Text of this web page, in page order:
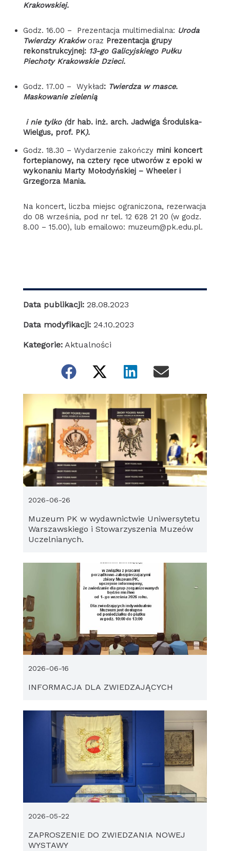
Krakowskiej.
Godz. 16.00 – Prezentacja multimedialna: Uroda
Twierdzy Krakóworaz Prezentacja grupy
rekonstrukcyjnej: 13-go Galicyjskiego Pułku
Piechoty Krakowskie Dzieci.
Godz. 17.00 – Wykład: Twierdza w masce.
Maskowanie zielenią
i nie tylko (dr hab. inż. arch. Jadwiga Środulska-
Wielgus, prof. PK).
Godz. 18.30 – Wydarzenie zakończy mini koncert
fortepianowy, na cztery ręce utworów z epoki w
wykonaniu Marty Mołodyńskiej – Wheeler i
Grzegorza Mania.
Na koncert, liczba miejsc ograniczona, rezerwacja
do 08 września, pod nr tel. 12 628 21 20 (w godz.
8.00 – 15.00), lub emailowo: muzeum@pk.edu.pl.
Data publikacji: 28.08.2023
Data modyfikacji: 24.10.2023
Kategorie: Aktualności
Muzeum PK w wydawnictwie Uniwersytetu
Warszawskiego i Stowarzyszenia Muzeów
Uczelnianych.
2026-06-26
INFORMACJA DLA ZWIEDZAJĄCYCH
2026-06-16
ZAPROSZENIE DO ZWIEDZANIA NOWEJ
WYSTAWY
2026-05-22